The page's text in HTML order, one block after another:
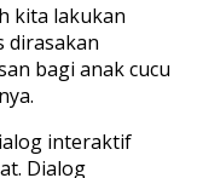
kita lakukan
dirasakan
bagi anak cucu
interaktif
Dialog